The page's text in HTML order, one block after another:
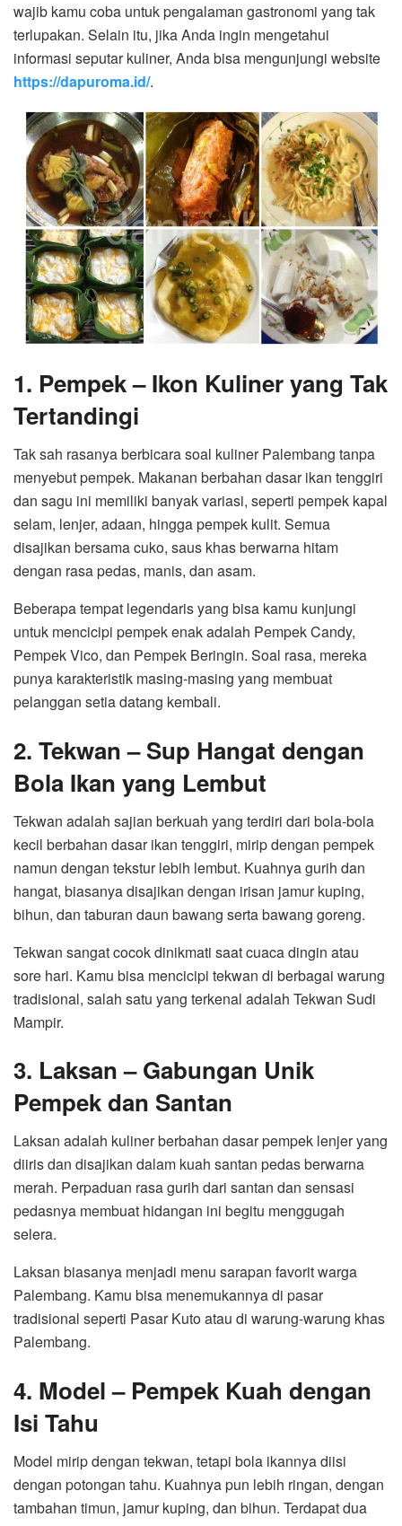
wajib kamu coba untuk pengalaman gastronomi yang tak
terlupakan. Selain itu, jika Anda ingin mengetahui
informasi seputar kuliner, Anda bisa mengunjungi website
https://dapuroma.id/.
1. Pempek – Ikon Kuliner yang Tak
Tertandingi
Tak sah rasanya berbicara soal kuliner Palembang tanpa
menyebut pempek. Makanan berbahan dasar ikan tenggiri
dan sagu ini memiliki banyak variasi, seperti pempek kapal
selam, lenjer, adaan, hingga pempek kulit. Semua
disajikan bersama cuko, saus khas berwarna hitam
dengan rasa pedas, manis, dan asam.
Beberapa tempat legendaris yang bisa kamu kunjungi
untuk mencicipi pempek enak adalah Pempek Candy,
Pempek Vico, dan Pempek Beringin. Soal rasa, mereka
punya karakteristik masing-masing yang membuat
pelanggan setia datang kembali.
2. Tekwan – Sup Hangat dengan
Bola Ikan yang Lembut
Tekwan adalah sajian berkuah yang terdiri dari bola-bola
kecil berbahan dasar ikan tenggiri, mirip dengan pempek
namun dengan tekstur lebih lembut. Kuahnya gurih dan
hangat, biasanya disajikan dengan irisan jamur kuping,
bihun, dan taburan daun bawang serta bawang goreng.
Tekwan sangat cocok dinikmati saat cuaca dingin atau
sore hari. Kamu bisa mencicipi tekwan di berbagai warung
tradisional, salah satu yang terkenal adalah Tekwan Sudi
Mampir.
3. Laksan – Gabungan Unik
Pempek dan Santan
Laksan adalah kuliner berbahan dasar pempek lenjer yang
diiris dan disajikan dalam kuah santan pedas berwarna
merah. Perpaduan rasa gurih dari santan dan sensasi
pedasnya membuat hidangan ini begitu menggugah
selera.
Laksan biasanya menjadi menu sarapan favorit warga
Palembang. Kamu bisa menemukannya di pasar
tradisional seperti Pasar Kuto atau di warung-warung khas
Palembang.
4. Model – Pempek Kuah dengan
Isi Tahu
Model mirip dengan tekwan, tetapi bola ikannya diisi
dengan potongan tahu. Kuahnya pun lebih ringan, dengan
tambahan timun, jamur kuping, dan bihun. Terdapat dua